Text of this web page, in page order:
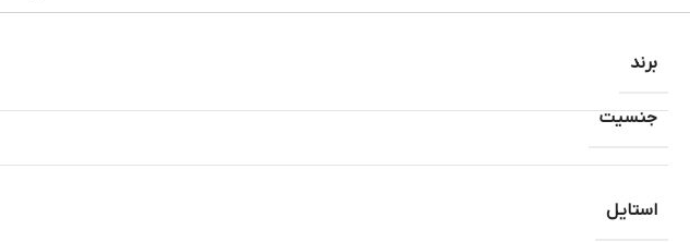
جنسیت
استایل
برند